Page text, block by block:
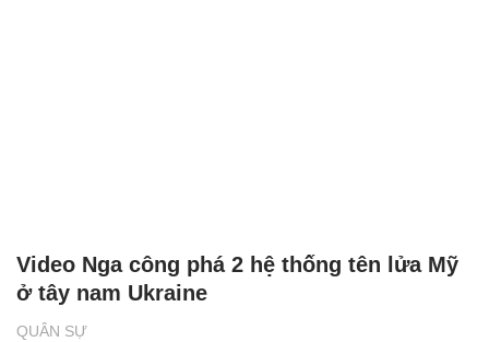
QUÂN SỰ
Video Nga công phá 2 hệ thống tên lửa Mỹ
ở tây nam Ukraine